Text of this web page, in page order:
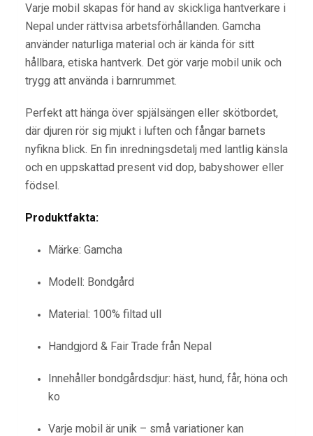
Varje mobil skapas för hand av skickliga hantverkare i
Nepal under rättvisa arbetsförhållanden. Gamcha
använder naturliga material och är kända för sitt
hållbara, etiska hantverk. Det gör varje mobil unik och
trygg att använda i barnrummet.
Perfekt att hänga över spjälsängen eller skötbordet,
där djuren rör sig mjukt i luften och fångar barnets
nyfikna blick. En fin inredningsdetalj med lantlig känsla
och en uppskattad present vid dop, babyshower eller
födsel.
Produktfakta:
Märke: Gamcha
Modell: Bondgård
Material: 100% filtad ull
Handgjord & Fair Trade från Nepal
Innehåller bondgårdsdjur: häst, hund, får, höna och
ko
Varje mobil är unik – små variationer kan